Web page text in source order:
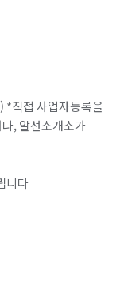
*직접 사업자등록을
, 알선소개소가
니다